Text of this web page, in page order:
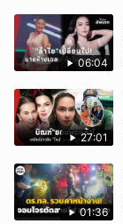
06:04
27:01
01:36